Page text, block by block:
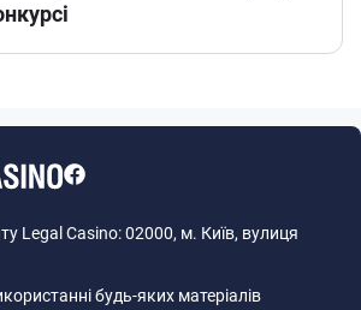
Legal Casino: 02000, м. Київ, вулиця
будь-яких матеріалів